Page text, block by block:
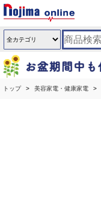
トップ 美容家電・健康家電